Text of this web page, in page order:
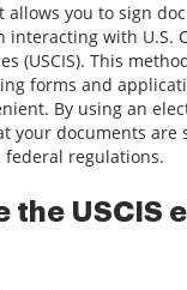
you to sign
interacting with U.S.
(USCIS). This
forms and
By using an
your documents are
regulations.
the USCIS